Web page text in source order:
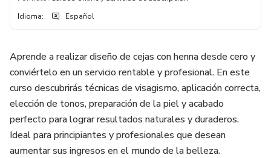
Idioma: Español
Aprende a realizar diseño de cejas con henna desde cero y
conviértelo en un servicio rentable y profesional. En este
curso descubrirás técnicas de visagismo, aplicación correcta,
elección de tonos, preparación de la piel y acabado
perfecto para lograr resultados naturales y duraderos.
Ideal para principiantes y profesionales que desean
aumentar sus ingresos en el mundo de la belleza.